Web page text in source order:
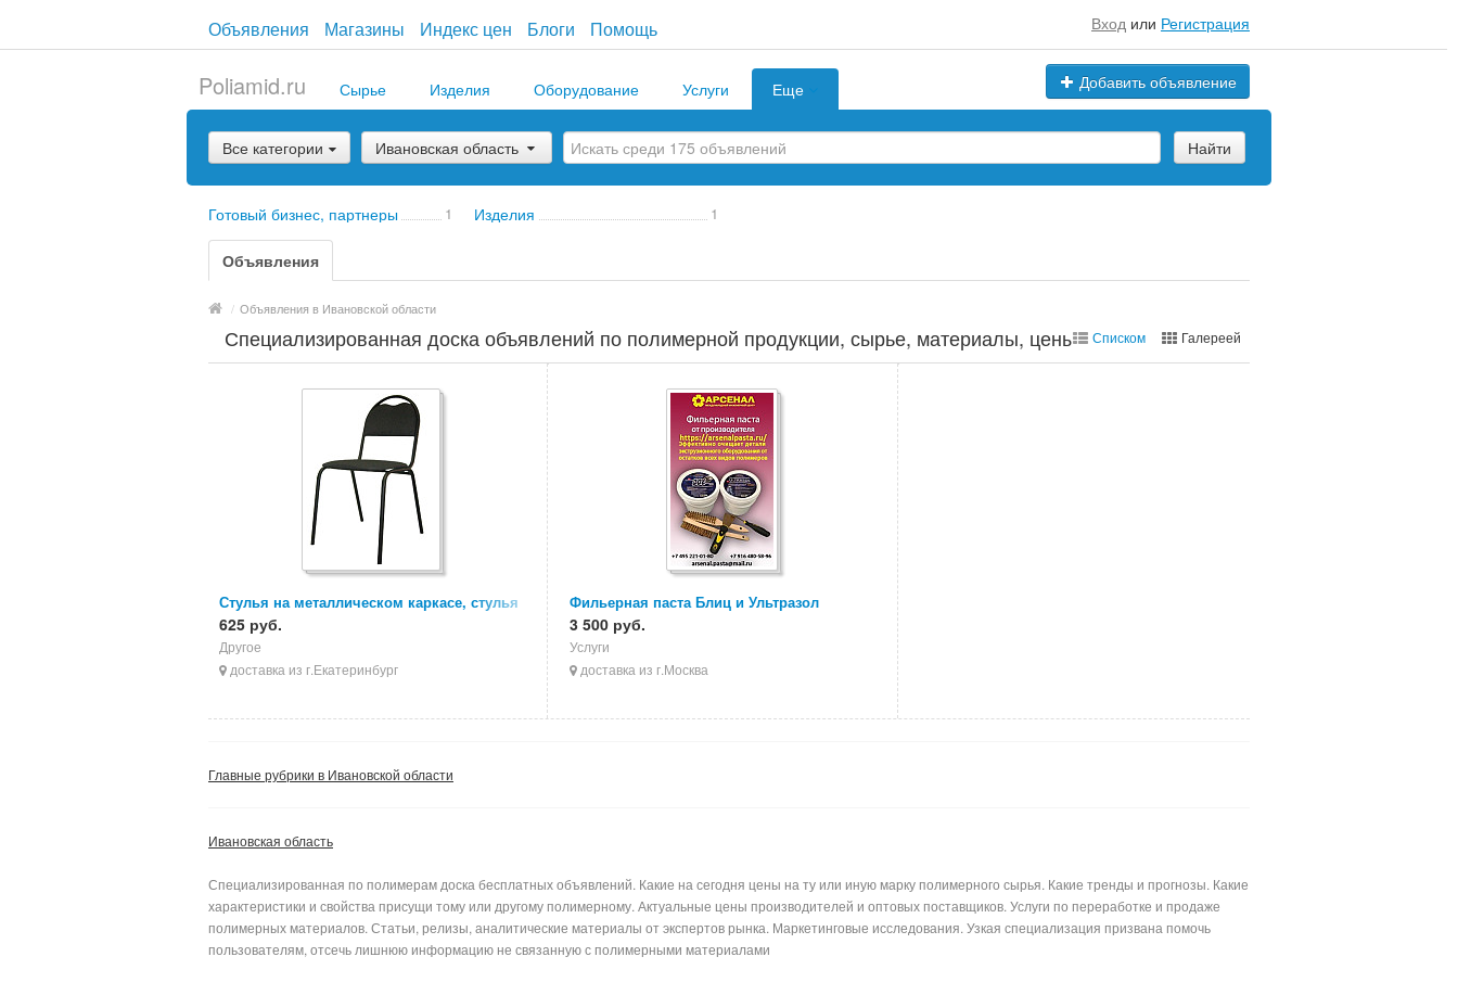
Объявления Магазины Индекс цен Блоги Помощь Вход или Регистрация
Добавить объявление
Poliamid.ru Сырье Изделия Оборудование Услуги Еще
Все категории Ивановская область Найти
Готовый бизнес, партнеры 1 Изделия 1
Объявления
/ Объявления в Ивановской области
Специализированная доска объявлений по полимерной продукции, сырье, материалы, цены, марки
Списком Галереей
Стулья на металлическом каркасе, стулья
ИЗО, стулья для персонала
625 руб.
Другое
доставка из г.Екатеринбург
Фильерная паста Блиц и Ультразол
3 500 руб.
Услуги
доставка из г.Москва
Главные рубрики в Ивановской области
Ивановская область
Специализированная по полимерам доска бесплатных объявлений. Какие на сегодня цены на ту или иную марку полимерного сырья. Какие тренды и прогнозы. Какие
характеристики и свойства присущи тому или другому полимерному. Актуальные цены производителей и оптовых поставщиков. Услуги по переработке и продаже
полимерных материалов. Статьи, релизы, аналитические материалы от экспертов рынка. Маркетинговые исследования. Узкая специализация призвана помочь
пользователям, отсечь лишнюю информацию не связанную с полимерными материалами